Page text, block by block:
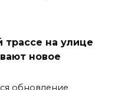
на улице
новое
обновление